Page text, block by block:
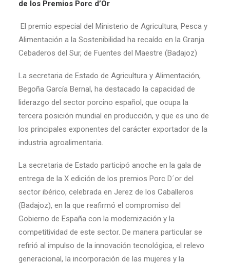
de los Premios Porc d’Or
El premio especial del Ministerio de Agricultura, Pesca y
Alimentación a la Sostenibilidad ha recaído en la Granja
Cebaderos del Sur, de Fuentes del Maestre (Badajoz)
La secretaria de Estado de Agricultura y Alimentación,
Begoña García Bernal, ha destacado la capacidad de
liderazgo del sector porcino español, que ocupa la
tercera posición mundial en producción, y que es uno de
los principales exponentes del carácter exportador de la
industria agroalimentaria.
La secretaria de Estado participó anoche en la gala de
entrega de la X edición de los premios Porc D´or del
sector ibérico, celebrada en Jerez de los Caballeros
(Badajoz), en la que reafirmó el compromiso del
Gobierno de España con la modernización y la
competitividad de este sector. De manera particular se
refirió al impulso de la innovación tecnológica, el relevo
generacional, la incorporación de las mujeres y la